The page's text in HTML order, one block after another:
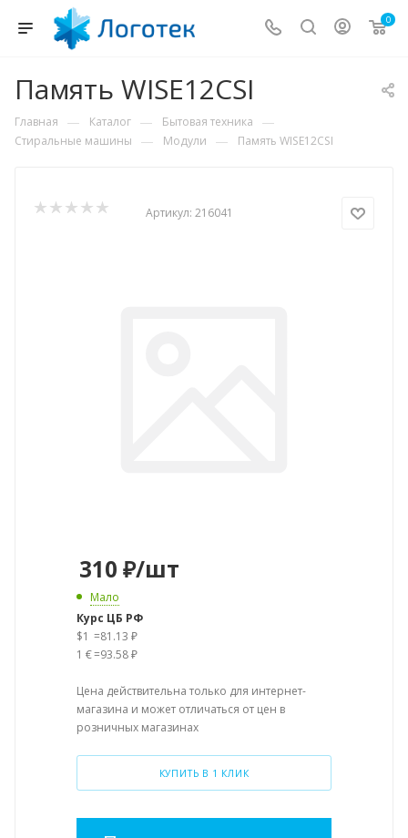
0
Память WISE12CSI
Главная — Каталог — Бытовая техника —
Стиральные машины — Модули — Память WISE12CSI
Артикул: 216041
310 ₽/шт
Мало
Курс ЦБ РФ
$1 =81.13 ₽
1 €=93.58 ₽
Цена действительна только для интернет-
магазина и может отличаться от цен в
розничных магазинах
КУПИТЬ В 1 КЛИК